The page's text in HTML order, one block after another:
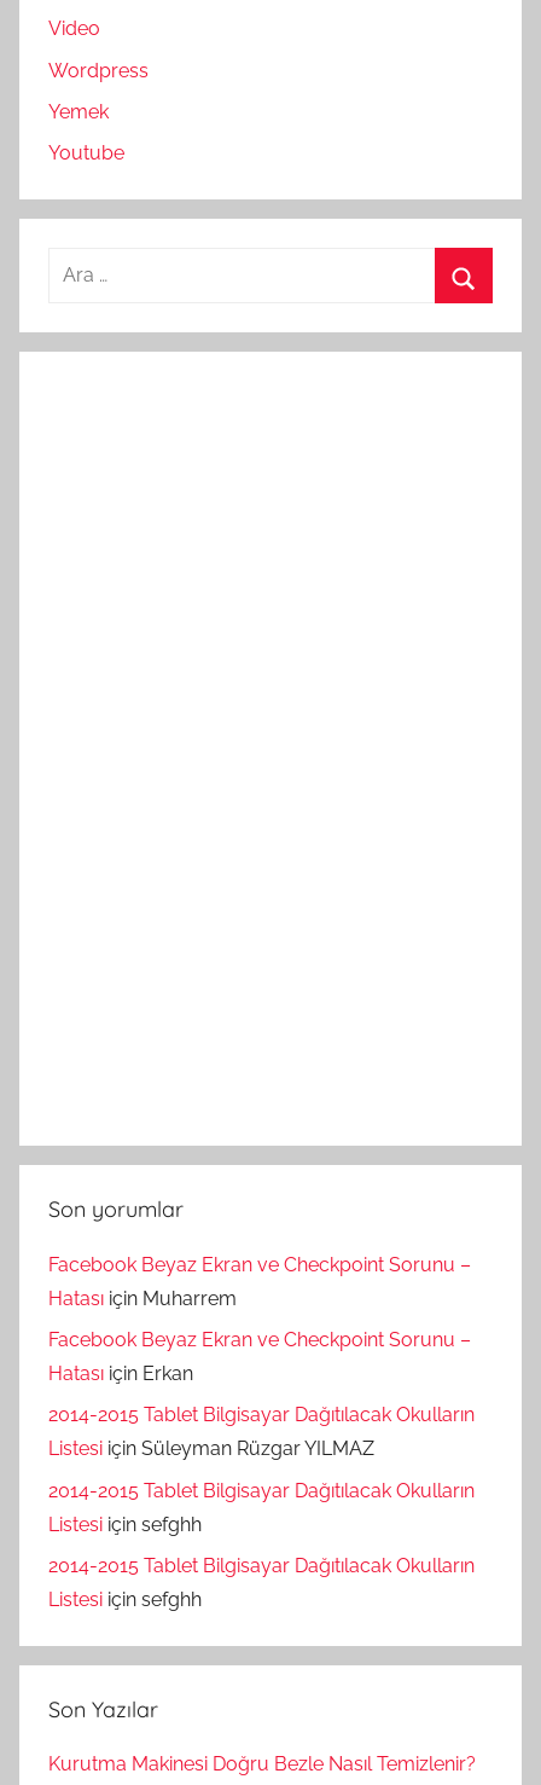
Video
Wordpress
Yemek
Youtube
Arama:
Son yorumlar
Facebook Beyaz Ekran ve Checkpoint Sorunu –
Hatası için Muharrem
Facebook Beyaz Ekran ve Checkpoint Sorunu –
Hatası için Erkan
2014-2015 Tablet Bilgisayar Dağıtılacak Okulların
Listesi için Süleyman Rüzgar YILMAZ
2014-2015 Tablet Bilgisayar Dağıtılacak Okulların
Listesi için sefghh
2014-2015 Tablet Bilgisayar Dağıtılacak Okulların
Listesi için sefghh
Son Yazılar
Kurutma Makinesi Doğru Bezle Nasıl Temizlenir?